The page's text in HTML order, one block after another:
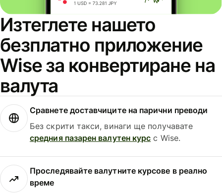
Изтеглете нашето
безплатно приложение
Wise за конвертиране на
валута
Сравнете доставчиците на парични преводи
Без скрити такси, винаги ще получавате
средния пазарен валутен курс с Wise.
Проследявайте валутните курсове в реално
време